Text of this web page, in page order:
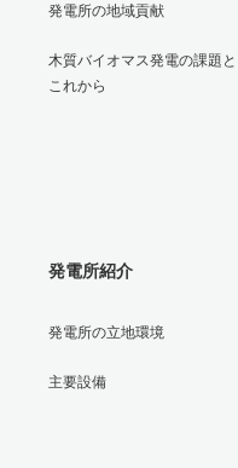
発電所の地域貢献
木質バイオマス発電の課題と
これから
発電所紹介
発電所の立地環境
主要設備